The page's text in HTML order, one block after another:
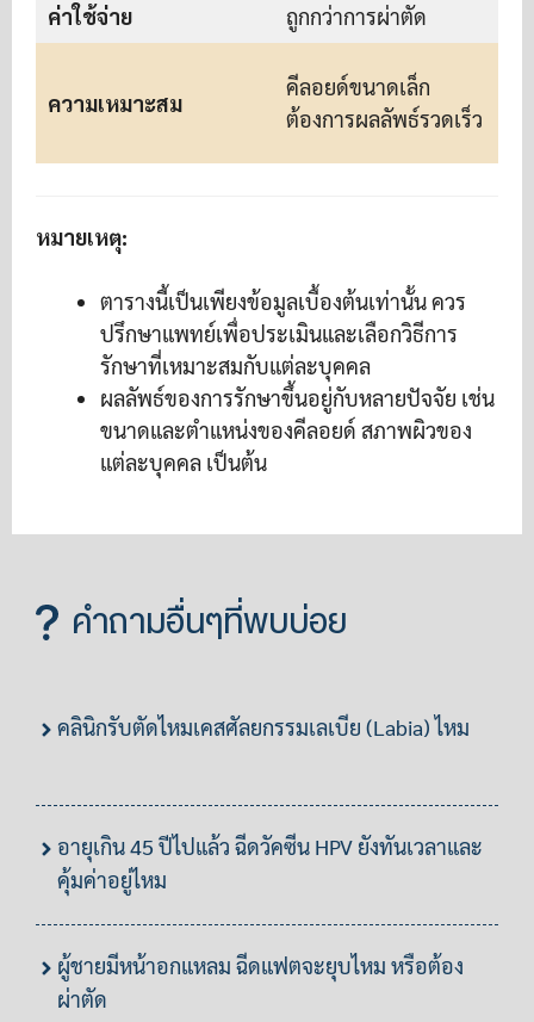
ค่าใช้จ่าย
ถูกกว่าการผ่าตัด
ความเหมาะสม
คีลอยด์ขนาดเล็ก
ต้องการผลลัพธ์รวดเร็ว
หมายเหตุ:
ตารางนี้เป็นเพียงข้อมูลเบื้องต้นเท่านั้น ควร
ปรึกษาแพทย์เพื่อประเมินและเลือกวิธีการ
รักษาที่เหมาะสมกับแต่ละบุคคล
ผลลัพธ์ของการรักษาขึ้นอยู่กับหลายปัจจัย เช่น
ขนาดและตำแหน่งของคีลอยด์ สภาพผิวของ
แต่ละบุคคล เป็นต้น
คำถามอื่นๆที่พบบ่อย
คลินิกรับตัดไหมเคสศัลยกรรมเลเบีย (Labia) ไหม
อายุเกิน 45 ปีไปแล้ว ฉีดวัคซีน HPV ยังทันเวลาและ
คุ้มค่าอยู่ไหม
ผู้ชายมีหน้าอกแหลม ฉีดแฟตจะยุบไหม หรือต้อง
ผ่าตัด